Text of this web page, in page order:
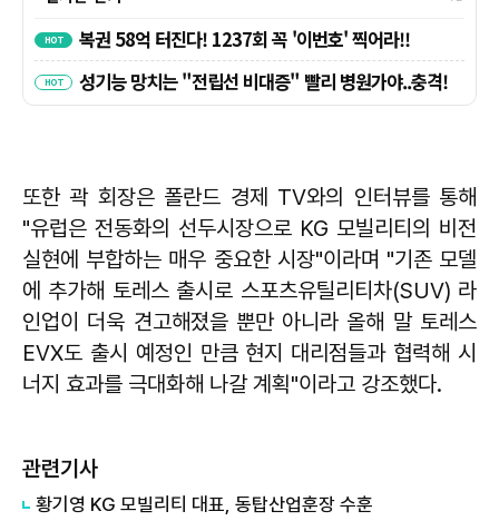
또한 곽 회장은 폴란드 경제 TV와의 인터뷰를 통해
"유럽은 전동화의 선두시장으로 KG 모빌리티의 비전
실현에 부합하는 매우 중요한 시장"이라며 "기존 모델
에 추가해 토레스 출시로 스포츠유틸리티차(SUV) 라
인업이 더욱 견고해졌을 뿐만 아니라 올해 말 토레스
EVX도 출시 예정인 만큼 현지 대리점들과 협력해 시
너지 효과를 극대화해 나갈 계획"이라고 강조했다.
관련기사
황기영 KG 모빌리티 대표, 동탑산업훈장 수훈